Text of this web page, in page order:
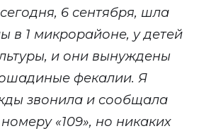
6 сентября, шла
в 1 микрорайоне, у детей
и они вынуждены
фекалии. Я
звонила и сообщала
«109», но никаких